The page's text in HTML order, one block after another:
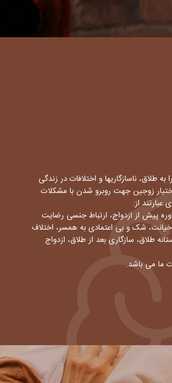
ناسازگاریها و اختلافات در زندگی
زوجین جهت روبرو شدن با مشکلات
از:
پیش از ازدواج، ارتباط جنسی رضایت
شک و بی اعتمادی به همسر، اختلاف
طلاق، سازگاری بعد از طلاق، ازدواج
ما می باشد.